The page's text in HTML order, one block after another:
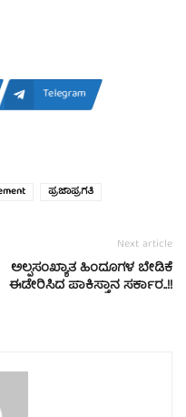
Telegram
ಪ್ರಜಾಪ್ರಗತಿ
Next article
ಅಲ್ಪಸಂಖ್ಯಾತ ಹಿಂದೂಗಳ ಬೇಡಿಕೆ
ಈಡೇರಿಸಿದ ಪಾಕಿಸ್ತಾನ ಸರ್ಕಾರ..!!